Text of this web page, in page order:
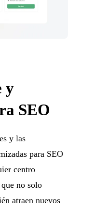
y
SEO
y las
para SEO
centro
no solo
atraen nuevos